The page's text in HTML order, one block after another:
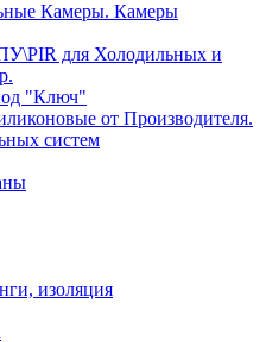
Камеры. Камеры
для Холодильных и
"Ключ"
от Производителя.
систем
изоляция